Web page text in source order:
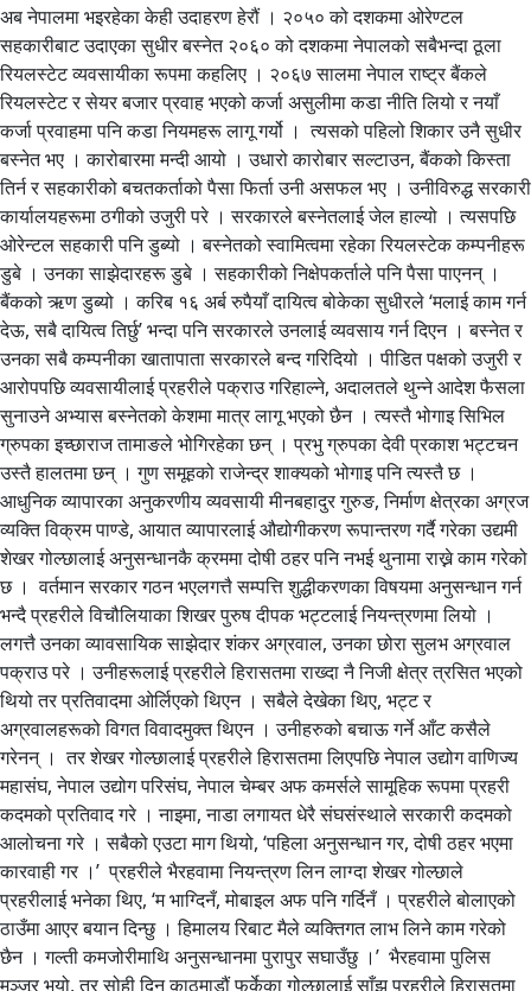
अब नेपालमा भइरहेका केही उदाहरण हेरौं । २०५० को दशकमा ओरेण्टल
सहकारीबाट उदाएका सुधीर बस्नेत २०६० को दशकमा नेपालको सबैभन्दा ठूला
रियलस्टेट व्यवसायीका रूपमा कहलिए । २०६७ सालमा नेपाल राष्ट्र बैंकले
रियलस्टेट र सेयर बजार प्रवाह भएको कर्जा असुलीमा कडा नीति लियो र नयाँ
कर्जा प्रवाहमा पनि कडा नियमहरू लागू गर्यो । त्यसको पहिलो शिकार उनै सुधीर
बस्नेत भए । कारोबारमा मन्दी आयो । उधारो कारोबार सल्टाउन, बैंकको किस्ता
तिर्न र सहकारीको बचतकर्ताको पैसा फिर्ता उनी असफल भए । उनीविरुद्ध सरकारी
कार्यालयहरूमा ठगीको उजुरी परे । सरकारले बस्नेतलाई जेल हाल्यो । त्यसपछि
ओरेन्टल सहकारी पनि डुब्यो । बस्नेतको स्वामित्वमा रहेका रियलस्टेक कम्पनीहरू
डुबे । उनका साझेदारहरू डुबे । सहकारीको निक्षेपकर्ताले पनि पैसा पाएनन् ।
बैंकको ऋण डुब्यो । करिब १६ अर्ब रुपैयाँ दायित्व बोकेका सुधीरले ‘मलाई काम गर्न
देऊ, सबै दायित्व तिर्छु’ भन्दा पनि सरकारले उनलाई व्यवसाय गर्न दिएन । बस्नेत र
उनका सबै कम्पनीका खातापाता सरकारले बन्द गरिदियो । पीडित पक्षको उजुरी र
आरोपपछि व्यवसायीलाई प्रहरीले पक्राउ गरिहाल्ने, अदालतले थुन्ने आदेश फैसला
सुनाउने अभ्यास बस्नेतको केशमा मात्र लागू भएको छैन । त्यस्तै भोगाइ सिभिल
ग्रुपका इच्छाराज तामाङले भोगिरहेका छन् । प्रभु ग्रुपका देवी प्रकाश भट्टचन
उस्तै हालतमा छन् । गुण समूहको राजेन्द्र शाक्यको भोगाइ पनि त्यस्तै छ ।
आधुनिक व्यापारका अनुकरणीय व्यवसायी मीनबहादुर गुरुङ, निर्माण क्षेत्रका अग्रज
व्यक्ति विक्रम पाण्डे, आयात व्यापारलाई औद्योगीकरण रूपान्तरण गर्दै गरेका उद्यमी
शेखर गोल्छालाई अनुसन्धानकै क्रममा दोषी ठहर पनि नभई थुनामा राख्ने काम गरेको
छ । वर्तमान सरकार गठन भएलगत्तै सम्पत्ति शुद्धीकरणका विषयमा अनुसन्धान गर्न
भन्दै प्रहरीले विचौलियाका शिखर पुरुष दीपक भट्टलाई नियन्त्रणमा लियो ।
लगत्तै उनका व्यावसायिक साझेदार शंकर अग्रवाल, उनका छोरा सुलभ अग्रवाल
पक्राउ परे । उनीहरूलाई प्रहरीले हिरासतमा राख्दा नै निजी क्षेत्र त्रसित भएको
थियो तर प्रतिवादमा ओर्लिएको थिएन । सबैले देखेका थिए, भट्ट र
अग्रवालहरूको विगत विवादमुक्त थिएन । उनीहरुको बचाऊ गर्ने आँट कसैले
गरेनन् । तर शेखर गोल्छालाई प्रहरीले हिरासतमा लिएपछि नेपाल उद्योग वाणिज्य
महासंघ, नेपाल उद्योग परिसंघ, नेपाल चेम्बर अफ कमर्सले सामूहिक रूपमा प्रहरी
कदमको प्रतिवाद गरे । नाइमा, नाडा लगायत धेरै संघसंस्थाले सरकारी कदमको
आलोचना गरे । सबैको एउटा माग थियो, ‘पहिला अनुसन्धान गर, दोषी ठहर भएमा
कारवाही गर ।’ प्रहरीले भैरहवामा नियन्त्रण लिन लाग्दा शेखर गोल्छाले
प्रहरीलाई भनेका थिए, ‘म भाग्दिनँ, मोबाइल अफ पनि गर्दिनँ । प्रहरीले बोलाएको
ठाउँमा आएर बयान दिन्छु । हिमालय रिबाट मैले व्यक्तिगत लाभ लिने काम गरेको
छैन । गल्ती कमजोरीमाथि अनुसन्धानमा पुरापुर सघाउँछु ।’ भैरहवामा पुलिस
मञ्जूर भयो, तर सोही दिन काठमाडौं फर्केका गोल्छालाई साँझ प्रहरीले हिरासतमा